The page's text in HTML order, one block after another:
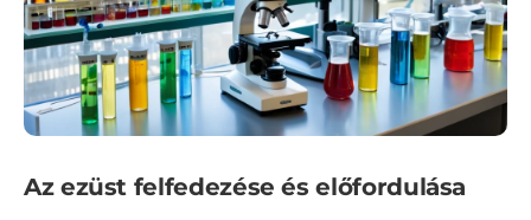
Az ezüst felfedezése és előfordulása